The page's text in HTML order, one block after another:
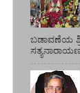
ಬಡಾವಣೆಯ